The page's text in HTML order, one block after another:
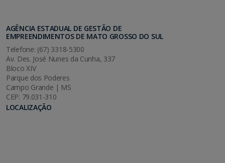
AGÊNCIA ESTADUAL DE GESTÃO DE
EMPREENDIMENTOS DE MATO GROSSO DO SUL
Telefone: (67) 3318-5300
Av. Des. José Nunes da Cunha, 337
Bloco XIV
Parque dos Poderes
Campo Grande | MS
CEP: 79.031-310
LOCALIZAÇÃO